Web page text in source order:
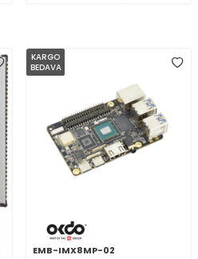
KARGO
BEDAVA
EMB-IMX8MP-02